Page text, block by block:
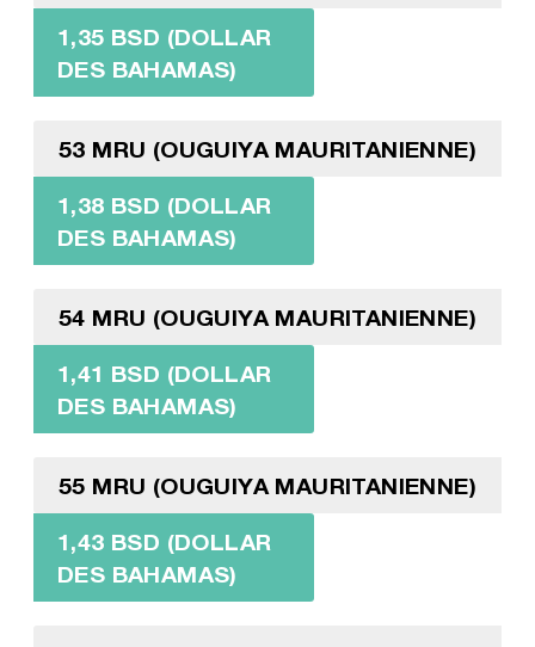
1,35 BSD (DOLLAR
DES BAHAMAS)
53 MRU (OUGUIYA MAURITANIENNE)
1,38 BSD (DOLLAR
DES BAHAMAS)
54 MRU (OUGUIYA MAURITANIENNE)
1,41 BSD (DOLLAR
DES BAHAMAS)
55 MRU (OUGUIYA MAURITANIENNE)
1,43 BSD (DOLLAR
DES BAHAMAS)